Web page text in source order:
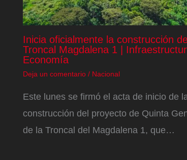
Inicia oficialmente la construcción
Troncal Magdalena 1 |
Economía
Deja un comentario / Nacional
Este lunes se firmó el acta de inicio de
construcción del proyecto de Quinta
de la Troncal del Magdalena 1, que…